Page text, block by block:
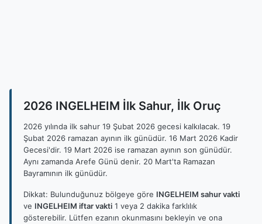
2026 INGELHEIM İlk Sahur, İlk Oruç
2026 yılında ilk sahur 19 Şubat 2026 gecesi kalkılacak. 19
Şubat 2026 ramazan ayının ilk günüdür. 16 Mart 2026 Kadir
Gecesi'dir. 19 Mart 2026 ise ramazan ayının son günüdür.
Aynı zamanda Arefe Günü denir. 20 Mart'ta Ramazan
Bayramının ilk günüdür.
Dikkat: Bulunduğunuz bölgeye göre INGELHEIM sahur vakti
ve INGELHEIM iftar vakti 1 veya 2 dakika farklılık
gösterebilir. Lütfen ezanın okunmasını bekleyin ve ona